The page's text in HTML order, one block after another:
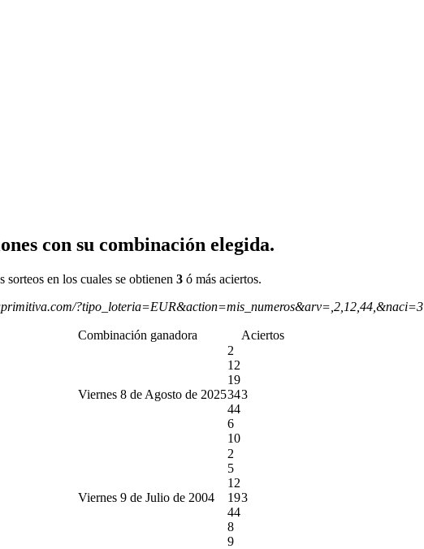
con su combinación elegida.
sorteos en los cuales se obtienen 3 ó más aciertos.
?tipo_loteria=EUR&action=mis_numeros&arv=,2,12,44,&naci=3
Combinación ganadora Aciertos
Viernes 8 de Agosto de 2025
2
12
19
34
44
6
10
3
Viernes 9 de Julio de 2004
2
5
12
19
44
8
9
3